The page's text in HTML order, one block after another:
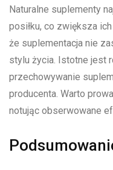
Naturalne suplementy
posiłku, co zwiększa
że suplementacja nie
stylu życia. Istotne jest
przechowywanie
producenta. Warto
notując obserwowane